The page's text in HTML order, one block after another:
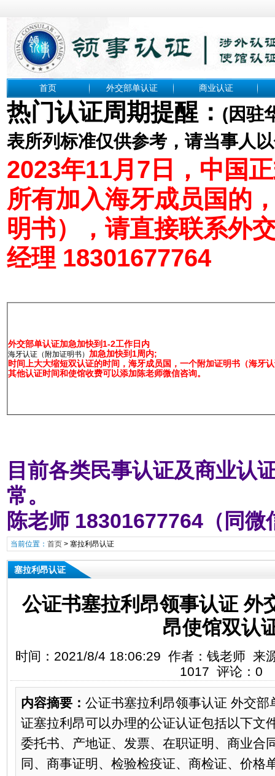
首页 外交部单认证 商业认证
热门认证周期提醒： (因驻
表所列标准仅供参考，请当事人
2023年11月7日，中国
所有加入海牙成员国的
明书），请直接联系外
经理 18301677764
外交部单认证加急加快到1-2工作日内
海牙认证（附加证明书） 加急加快到1周内;
时间上大大缩短双认证的时间，海牙成员国，一个附加证明书（海牙
其他认证时间和使馆收费可以添加陈老师微信咨询。
目前各类民事认证及商业认
常。
陈老师 18301677764（同微
当前位置： 首页> 塞拉利昂认证
塞拉利昂认证
公证书塞拉利昂领事认证 外
昂使馆双认
时间：2021/8/4 18:06:29 作者：钱老师 来
1017 评论：0
内容摘要： 公证书塞拉利昂领事认证 外交
证塞拉利昂可以办理的公证认证包括以下文
委托书、产地证、发票、在职证明、商业合
同、商事证明、检验检疫证、商检证、价格